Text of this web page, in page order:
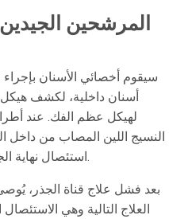
المرشحين
سيقوم أخصائي الأسنان
أسنان داخلية، لكشف
لهيكل عظم الفك. عند
النسيج اللين المصاب من داخل
استئصال نهاية الجذر وعلاج قناة الجذر الرجعي.
بعد فشل علاج قناة الجذر،
العلاج التالية وهي